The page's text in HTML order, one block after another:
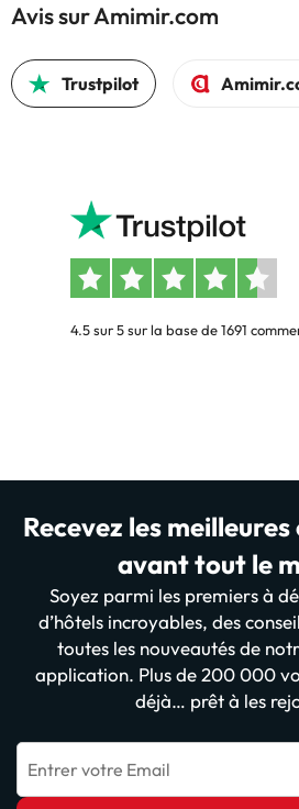
Avis sur Amimir.com
Trustpilot
4.5 sur 5 sur la base de 1691
Recevez les
avant tout le
Soyez parmi les premiers à
d’hôtels incroyables, des
toutes les nouveautés de
application. Plus de 200 000
déjà… prêt à les
Entrer votre Email